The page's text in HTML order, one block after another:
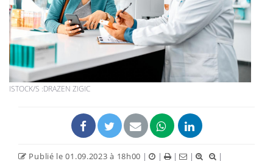
ISTOCK/S :DRAZEN ZIGIC
Publié le 01.09.2023 à 18h00 | | | |
|